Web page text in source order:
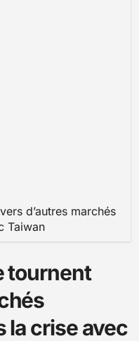
d’autres marchés
Taiwan
tournent
la crise avec